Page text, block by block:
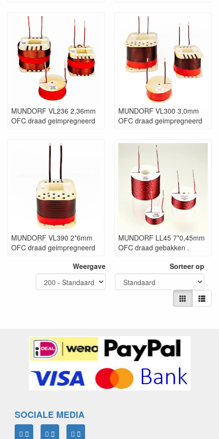
oppervlak, wat resulteert in een
veel kleiner "skin-effect" gedrag
en daarom het meest geschikt
voor midden/hoog
filterschakelingen.
Voor optimale resultaten is ook
dit type gebakken zoals de BL-
MUNDORF VL236 2,36mm
OFC draad geimpregneerd
MUNDORF VL300 3,0mm
OFC draad geimpregneerd
MUNDORF VL390 2*6mm
OFC draad geimpregneerd
MUNDORF LL45 7*0,45mm
OFC draad gebakken .
Weergave
Sorteer op
SOCIALE MEDIA